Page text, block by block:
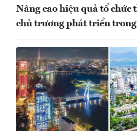
Nâng cao hiệu quả tổ chức
chủ trương phát triển